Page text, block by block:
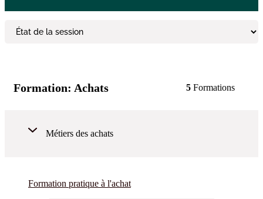
Formation: Achats 5 Formations
Métiers des achats
Formation pratique à l'achat